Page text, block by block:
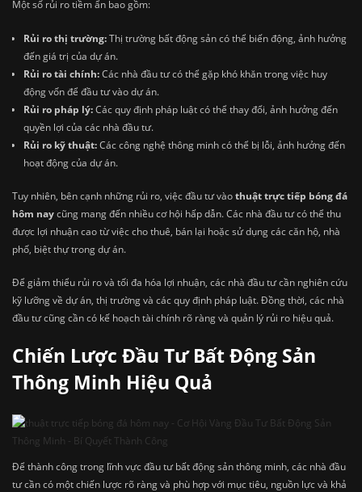
Một số rủi ro tiềm ẩn bao gồm:
Rủi ro thị trường:Thị trường bất động sản có thể biến động, ảnh hưởng
đến giá trị của dự án.
Rủi ro tài chính:Các nhà đầu tư có thể gặp khó khăn trong việc huy
động vốn để đầu tư vào dự án.
Rủi ro pháp lý:Các quy định pháp luật có thể thay đổi, ảnh hưởng đến
quyền lợi của các nhà đầu tư.
Rủi ro kỹ thuật:Các công nghệ thông minh có thể bị lỗi, ảnh hưởng đến
hoạt động của dự án.
Tuy nhiên, bên cạnh những rủi ro, việc đầu tư vàothuật trực tiếp bóng đá
hôm naycũng mang đến nhiều cơ hội hấp dẫn. Các nhà đầu tư có thể thu
được lợi nhuận cao từ việc cho thuê, bán lại hoặc sử dụng các căn hộ, nhà
phố, biệt thự trong dự án.
Để giảm thiểu rủi ro và tối đa hóa lợi nhuận, các nhà đầu tư cần nghiên cứu
kỹ lưỡng về dự án, thị trường và các quy định pháp luật. Đồng thời, các nhà
đầu tư cũng cần có kế hoạch tài chính rõ ràng và quản lý rủi ro hiệu quả.
Chiến Lược Đầu Tư Bất Động Sản
Thông Minh Hiệu Quả
Để thành công trong lĩnh vực đầu tư bất động sản thông minh, các nhà đầu
tư cần có một chiến lược rõ ràng và phù hợp với mục tiêu, nguồn lực và khả